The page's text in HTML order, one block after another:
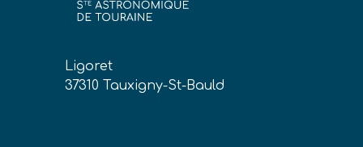
Ligoret
37310 Tauxigny-St-Bauld